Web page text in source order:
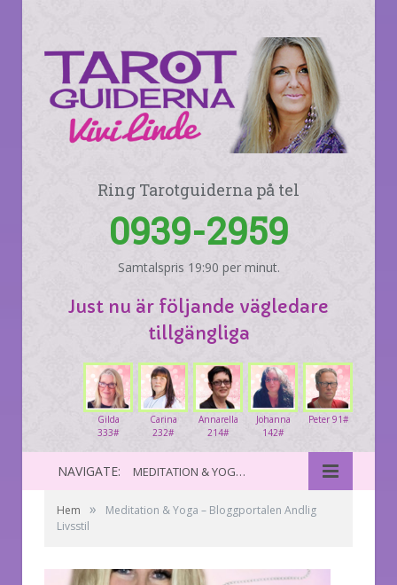
Ring Tarotguiderna på tel
0939-2959
Samtalspris 19:90 per minut.
Just nu är följande vägledare
tillgängliga
Peter 91#
Johanna
142#
Annarella
214#
Carina
232#
Gilda
333#
NAVIGATE: MEDITATION & YOGA – BLOGGPORTALEN ANDLIG LIVSSTIL
Hem »
Meditation & Yoga – Bloggportalen Andlig
Livsstil